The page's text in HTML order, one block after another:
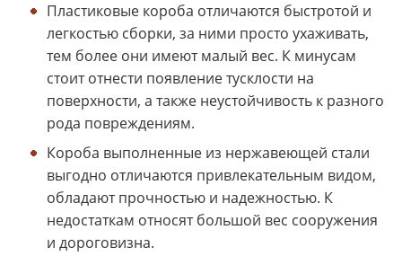
Пластиковые короба отличаются быстротой и
легкостью сборки, за ними просто ухаживать,
тем более они имеют малый вес. К минусам
стоит отнести появление тусклости на
поверхности, а также неустойчивость к разного
рода повреждениям.
Короба выполненные из нержавеющей стали
выгодно отличаются привлекательным видом,
обладают прочностью и надежностью. К
недостаткам относят большой вес сооружения
и дороговизна.